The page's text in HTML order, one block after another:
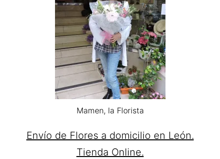
Mamen, la Florista
Envío de Flores a domicilio en León.
Tienda Online.